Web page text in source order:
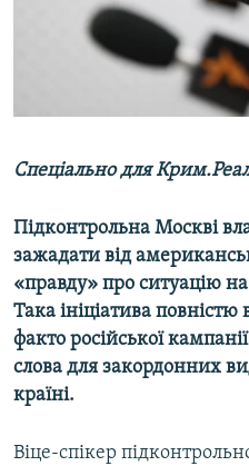
ВІДЕОУРОКИ «ELIFBE»
СВІДЧЕННЯ ОКУПАЦІЇ
УКРАЇНСЬКА ПРОБЛЕМА КРИМУ
Русский
Усі сайти RFE/RL
Спеціально для
Підконтрольна Москві
зажадати від
«правду» про ситуацію
Така ініціатива повністю
факто російської
слова для закордонних
країні.
Віце-спікер